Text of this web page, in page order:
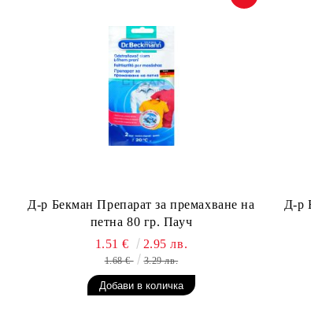
Д-р Бекман Препарат за премахване на
петна 80 гр. Пауч
1.51 € 2.95 лв.
1.68 € 3.29 лв.
Д-р